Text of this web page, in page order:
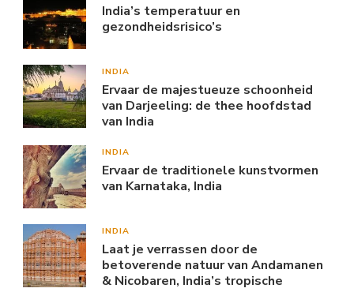
India’s temperatuur en
gezondheidsrisico’s
INDIA
Ervaar de majestueuze schoonheid
van Darjeeling: de thee hoofdstad
van India
INDIA
Ervaar de traditionele kunstvormen
van Karnataka, India
INDIA
Laat je verrassen door de
betoverende natuur van Andamanen
& Nicobaren, India’s tropische